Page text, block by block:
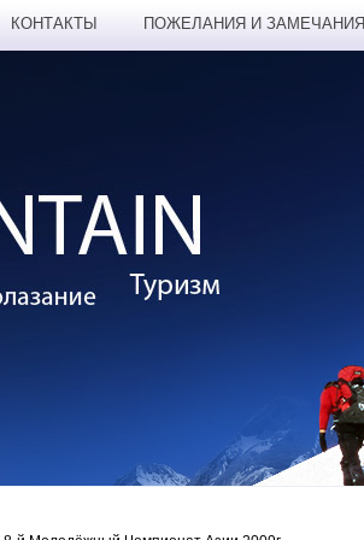
КОНТАКТЫ ПОЖЕЛАНИЯ И ЗАМЕЧАНИЯ